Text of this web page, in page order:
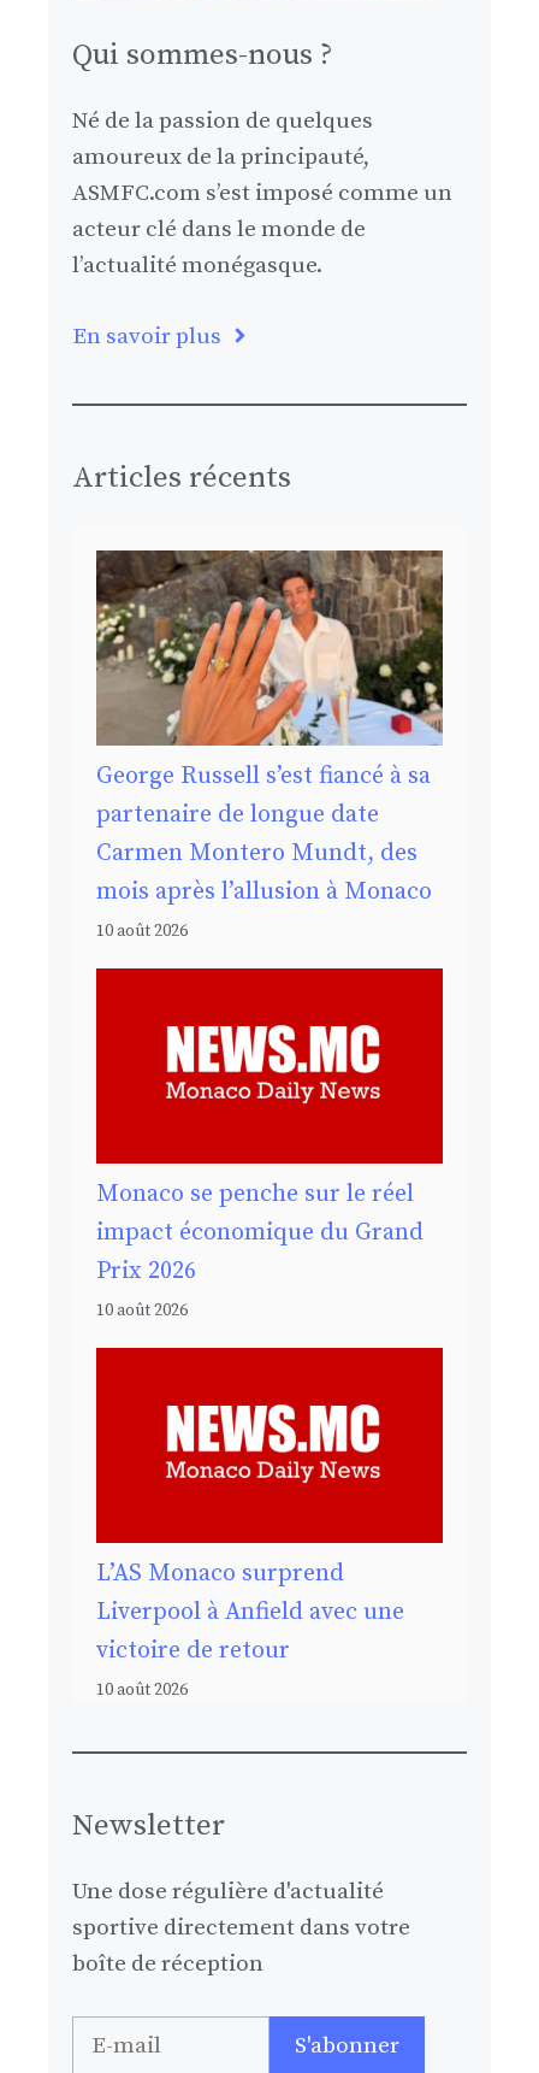
Qui sommes-nous ?
Né de la passion de quelques
amoureux de la principauté,
ASMFC.com s’est imposé comme un
acteur clé dans le monde de
l’actualité monégasque.
En savoir plus
Articles récents
George Russell s’est fiancé à sa
partenaire de longue date
Carmen Montero Mundt, des
mois après l’allusion à Monaco
10 août 2026
Monaco se penche sur le réel
impact économique du Grand
Prix 2026
10 août 2026
L’AS Monaco surprend
Liverpool à Anfield avec une
victoire de retour
10 août 2026
Newsletter
Une dose régulière d'actualité
sportive directement dans votre
boîte de réception